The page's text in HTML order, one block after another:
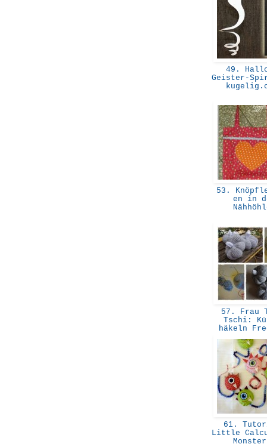
49.
Geister-
53.
en in
57. Frau
Tschi:
häkeln
61.
Little